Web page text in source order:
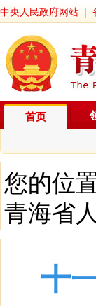
中央人民政府网站 |
首页
您的位
青海省
十